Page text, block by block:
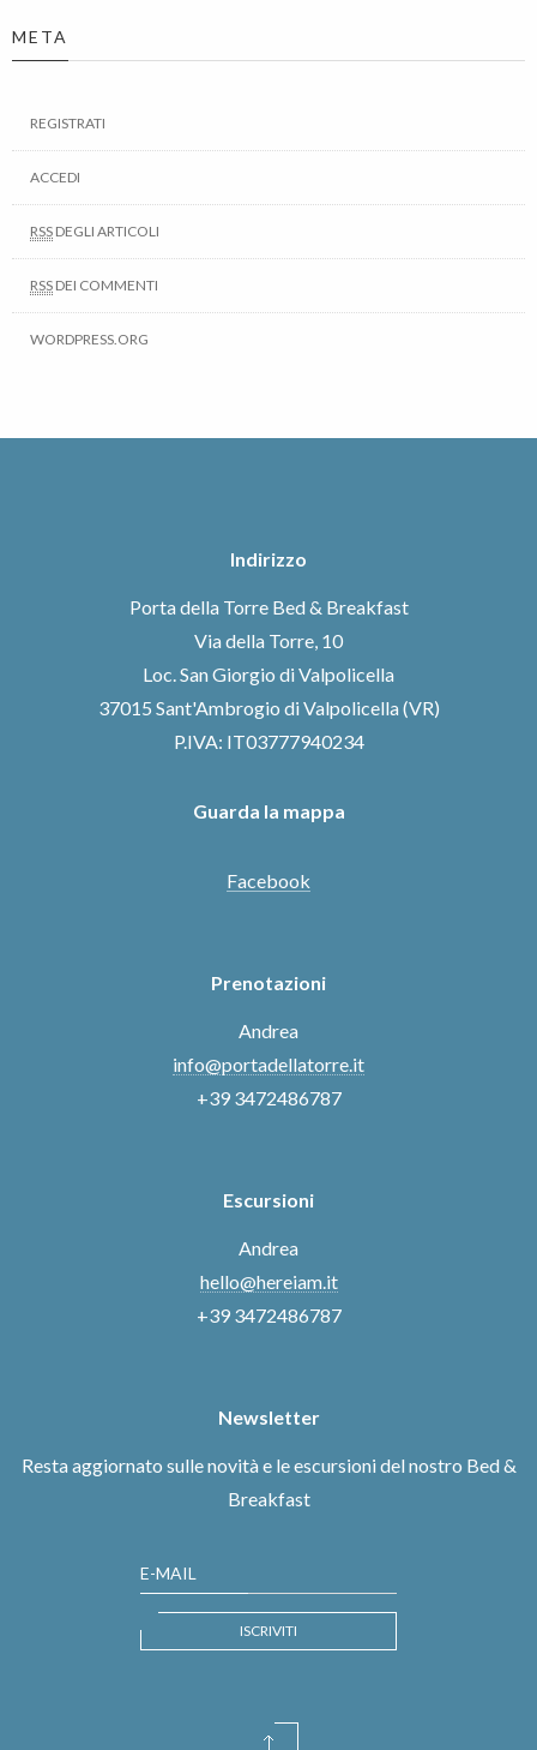
META
REGISTRATI
ACCEDI
RSS DEGLI ARTICOLI
RSS DEI COMMENTI
WORDPRESS.ORG
Indirizzo
Porta della Torre Bed & Breakfast
Via della Torre, 10
Loc. San Giorgio di Valpolicella
37015 Sant'Ambrogio di Valpolicella (VR)
P.IVA: IT03777940234
Guarda la mappa
Facebook
Prenotazioni
Andrea
info@portadellatorre.it
+39 3472486787
Escursioni
Andrea
hello@hereiam.it
+39 3472486787
Newsletter
Resta aggiornato sulle novità e le escursioni del nostro Bed &
Breakfast
E-MAIL
ISCRIVITI